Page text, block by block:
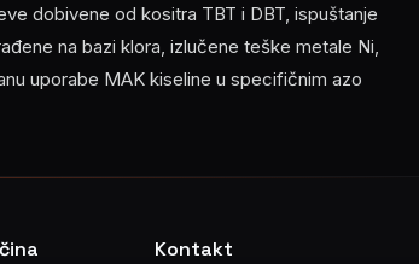
dobivene od kositra TBT i DBT, ispuštanje
na bazi klora, izlučene teške metale Ni,
uporabe MAK kiseline u specifičnim azo
Kontakt